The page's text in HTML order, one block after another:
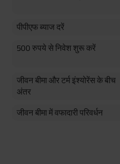
पीपीएफ ब्याज दरें
500 रुपये से निवेश शुरू करें
जीवन बीमा और टर्म इंश्योरेंस के बीच
अंतर
जीवन बीमा में वफादारी परिवर्धन